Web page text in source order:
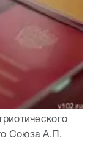
Союза А.П.